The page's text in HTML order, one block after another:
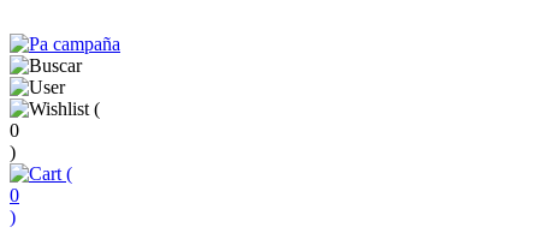
(
0
)
(
0
)